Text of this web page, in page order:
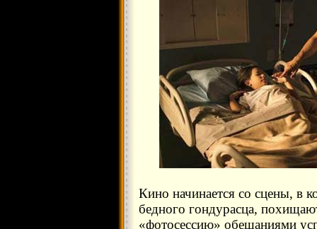
Кино начинается со сцены, в
бедного гондурасца,
«фотосессию» обещаниями